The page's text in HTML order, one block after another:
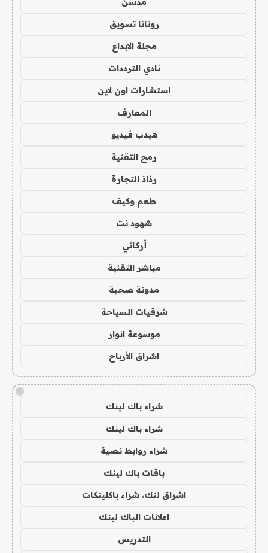
روتانا تسويق
مجلة الابداع
نادي الترددات
استشارات اون لاين
المعارف
هيدب فيديو
رمح التقنية
رذاذ التجارة
طعم وكيف
شهود نت
أركاني
مباشر التقنية
مدونة صحبة
شرقيات السياحة
موسوعة انوار
اشراق الأرباح
!
شراء باك لينك
شراء باك لينك
شراء روابط نصية
باقات باك لينك
اشراق لنك، شراء باكلينكات
اعلانات الباك لينك
التدريس